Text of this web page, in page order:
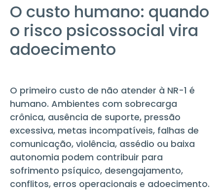
O custo humano: quando
o risco psicossocial vira
adoecimento
O primeiro custo de não atender à NR-1 é
humano. Ambientes com sobrecarga
crônica, ausência de suporte, pressão
excessiva, metas incompatíveis, falhas de
comunicação, violência, assédio ou baixa
autonomia podem contribuir para
sofrimento psíquico, desengajamento,
conflitos, erros operacionais e adoecimento.